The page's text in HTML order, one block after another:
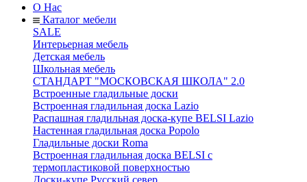
О Нас
Каталог мебели
SALE
Интерьерная мебель
Детская мебель
Школьная мебель
СТАНДАРТ "МОСКОВСКАЯ ШКОЛА" 2.0
Встроенные гладильные доски
Встроенная гладильная доска Lazio
Распашная гладильная доска-купе BELSI Lazio
Настенная гладильная доска Popolo
Гладильные доски Roma
Встроенная гладильная доска BELSI с
термопластиковой поверхностью
Доски-купе Русский север